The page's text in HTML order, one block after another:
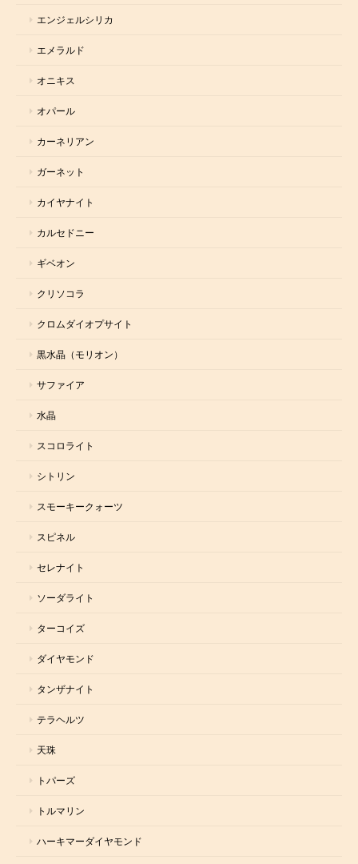
エンジェルシリカ
エメラルド
オニキス
オパール
カーネリアン
ガーネット
カイヤナイト
カルセドニー
ギベオン
クリソコラ
クロムダイオプサイト
黒水晶（モリオン）
サファイア
水晶
スコロライト
シトリン
スモーキークォーツ
スピネル
セレナイト
ソーダライト
ターコイズ
ダイヤモンド
タンザナイト
テラヘルツ
天珠
トパーズ
トルマリン
ハーキマーダイヤモンド